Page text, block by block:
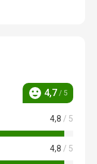
Ocena
4,7 / 5
4,8 / 5
4,8 / 5